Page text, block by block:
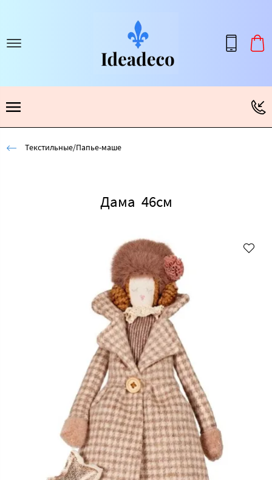
Текстильные/Папье-маше
Дама 46см